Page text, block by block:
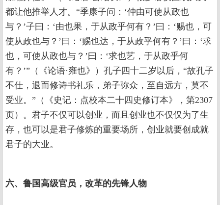
都让他推举人才。“季康子问：‘仲由可使从政也
与？’子曰：‘由也果，于从政乎何有？’曰：‘赐也，可
使从政也与？’曰：‘赐也达，于从政乎何有？’曰：‘求
也，可使从政也与？’曰：‘求也艺，于从政乎何
有？’”（《论语·雍也》）孔子四十二岁以后，“故孔子
不仕，退而修诗书礼乐，弟子弥众，至自远方，莫不
受业。”（《史记：点校本二十四史修订本》，第2307
页）。君子不仅可以创业，而且创业也不仅仅为了生
存，也可以是君子修炼的重要场所，创业就要创成就
君子的大业。
六、鲁国高级官员，改革的先锋人物